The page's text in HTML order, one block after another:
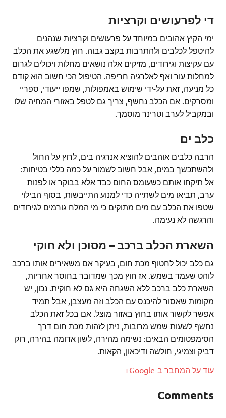
די לפרעושים וקרציות
ימי הקיץ אהובים במיוחד על פרעושים וקרציות שנהנים
להיטפל לכלבים ולהתרבות בקצב גבוה. חוץ מלשגע את הכלב
עם עקיצות וגירודים, מזיקים אלה נושאים מחלות ויכולים לגרום
למחלות עור ואף לאלרגיה חריפה. הטיפול הכי חשוב הוא קודם
כל מניעה, זאת על-ידי שימוש באמפולות, שמפו ייעודי, ספריי
ומסרקים. אם הכלב נחשף, צריך גם לטפל באזורי המחיה שלו
ובמקביל לערב וטרינר מוסמך.
כלב ים
הרבה כלבים אוהבים להוציא אנרגיה בים, לרוץ על החול
ולהשתכשך במים, אבל חשוב לשמור על כמה כללי בטיחות:
אל תיקחו אותם כשעומס החום כבד אלא בבוקר או לפנות
ערב, תביאו מים לשתייה כדי למנוע התייבשות, בסוף הבילוי
שטפו את הכלב עם מים מתוקים כי מי המלח גורמים לגירודים
והרגשה לא נעימה.
השארת הכלב ברכב – מסוכן ולא חוקי
גם כלב יכול לחטוף מכת חום, בעיקר אם משאירים אותו ברכב
לוהט שעמד בשמש. אז חוץ מכך שמדובר בחוסר אחריות,
השארת כלב ברכב ללא השגחה היא גם לא חוקית. נכון, יש
מקומות שאסור להיכנס עם הכלב וזה מעצבן, אבל תמיד
אפשר לקשור אותו בחוץ באזור מוצל. אם בכל זאת הכלב
נחשף לשעות שמש מרובות, ניתן לזהות מכת חום דרך
הסימפטומים הבאים: נשימה מהירה, לשון אדומה בהירה, רוק
דביק וצמיגי, חולשה ודיכאון, הקאות.
עוד על המחבר ב-Google+
Comments